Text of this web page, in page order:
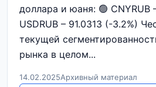
доллара и юаня: 🟢 CNYRUB
USDRUB – 91.0313 (-3.2%)
текущей
рынка в целом...
14.02.2025Архивный материал